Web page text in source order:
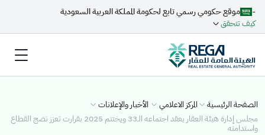
-
موقع حكومي رسمي تابع لحكومة المملكة العربية السعودية
كيف تتحقق
الصفحة الرئيسية المركز الاعلامي
الأخبار والإعلانات
مجلس إدارة هيئة العقار يعقد اجتماعه الـ33 ويختتم 2025 بقرارت تعزز نضج القطاع
واستدامته